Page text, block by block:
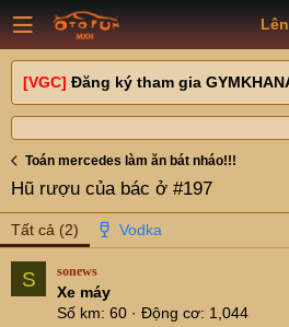
[VGC] Đăng ký tham gia
Toán mercedes làm ăn bát nháo!!!
Hũ rượu của bác ở #197
Tất cả (2)
S sonews
Xe máy
Số km 60 Động cơ 1,044